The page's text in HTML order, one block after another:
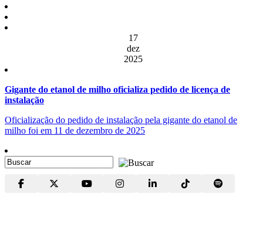
17
dez
2025
Gigante do etanol de milho oficializa pedido de licença de
instalação
Oficialização do pedido de instalação pela gigante do etanol de
milho foi em 11 de dezembro de 2025